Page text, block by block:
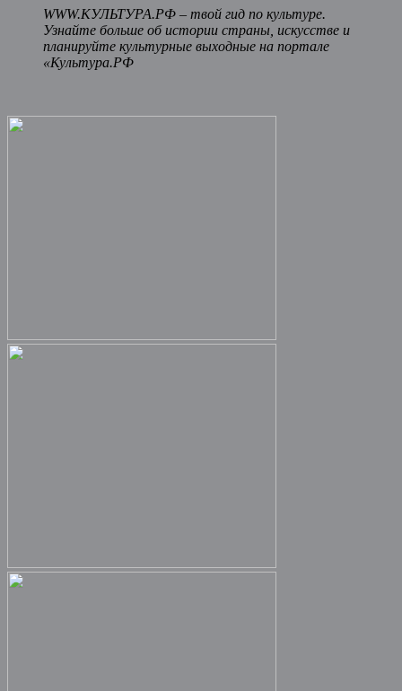
WWW.КУЛЬТУРА.РФ – твой гид по культуре.
Узнайте больше об истории страны, искусстве и
планируйте культурные выходные на портале
«Культура.РФ